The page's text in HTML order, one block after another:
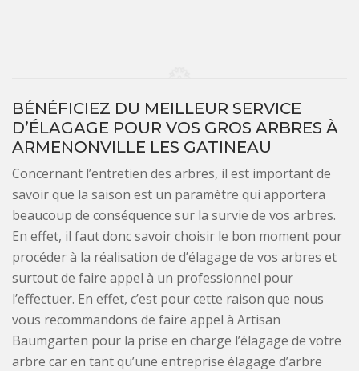
BÉNÉFICIEZ DU MEILLEUR SERVICE
D’ÉLAGAGE POUR VOS GROS ARBRES À
ARMENONVILLE LES GATINEAU
Concernant l’entretien des arbres, il est important de
savoir que la saison est un paramètre qui apportera
beaucoup de conséquence sur la survie de vos arbres.
En effet, il faut donc savoir choisir le bon moment pour
procéder à la réalisation de d’élagage de vos arbres et
surtout de faire appel à un professionnel pour
l’effectuer. En effet, c’est pour cette raison que nous
vous recommandons de faire appel à Artisan
Baumgarten pour la prise en charge l’élagage de votre
arbre car en tant qu’une entreprise élagage d’arbre